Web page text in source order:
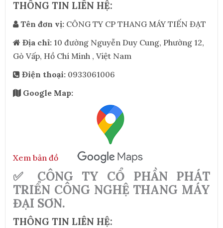
THÔNG TIN LIÊN HỆ:
Tên đơn vị: CÔNG TY CP THANG MÁY TIẾN ĐẠT
Địa chỉ: 10 đường Nguyễn Duy Cung, Phường 12,
Gò Vấp, Hồ Chí Minh , Việt Nam
Điện thoại: 0933061006
Google Map:
Xem bản đồ
✅ CÔNG TY CỔ PHẦN PHÁT
TRIỂN CÔNG NGHỆ THANG MÁY
ĐẠI SƠN.
THÔNG TIN LIÊN HỆ: